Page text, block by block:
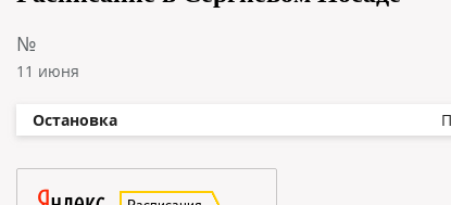
№
11 июня
Остановка